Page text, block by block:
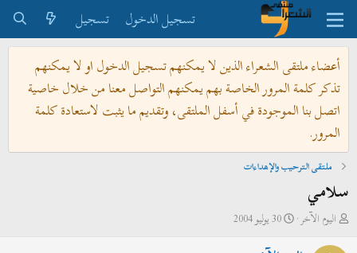
تسجيل الدخول
تسجيل
أعضاء ملتقى الشعراء الذين لا يمكنهم تسجيل الدخول او لا يمكنهم
تذكر كلمة المرور الخاصة بهم يمكنهم التواصل معنا من خلال خاصية
اتصل بنا الموجودة في أسفل الملتقى، وتقديم ما يثبت لاستعادة كلمة
المرور.
ملتقى الترحيب والإهداءات
سلامي
باليوم الآخر
ت30 يوليو 2004